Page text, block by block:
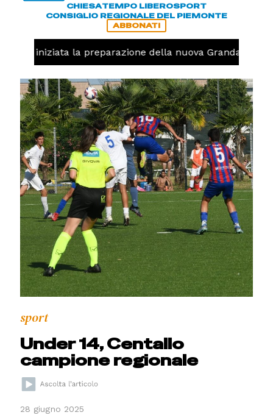
CHIESATEMPO LIBEROSPORT
CONSIGLIO REGIONALE DEL PIEMONTE
ABBONATI
iniziata la preparazione della nuova Granda Volley
sport
Under 14, Centallo
campione regionale
28 giugno 2025